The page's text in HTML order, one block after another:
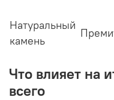
Натуральный
камень
Что влияет на
всего